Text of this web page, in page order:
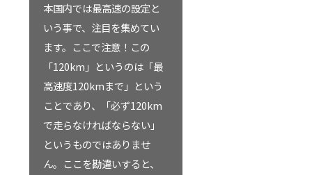
本国内では最高速の設定と
いう事で、注目を集めてい
ます。ここで注意！この
「120km」というのは「最
高速度120kmまで」という
ことであり、「必ず120km
で走らなければならない」
というものではありませ
ん。ここを勘違いすると、